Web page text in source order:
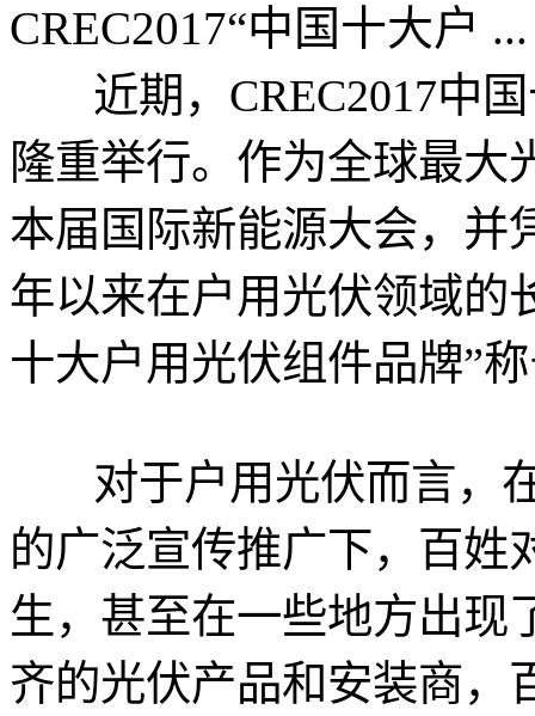
CREC2017“中国十大户 ...
近期，CREC2017中国
隆重举行。作为全球最大
本届国际新能源大会，并
年以来在户用光伏领域的
十大户用光伏组件品牌”
对于户用光伏而言，在
的广泛宣传推广下，百姓
生，甚至在一些地方出现
齐的光伏产品和安装商，